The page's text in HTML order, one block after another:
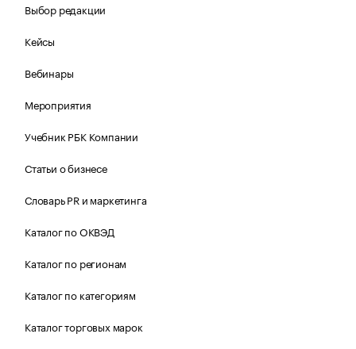
Выбор редакции
Кейсы
Вебинары
Мероприятия
Учебник РБК Компании
Статьи о бизнесе
Словарь PR и маркетинга
Каталог по ОКВЭД
Каталог по регионам
Каталог по категориям
Каталог торговых марок